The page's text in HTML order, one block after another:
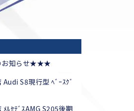
お知らせ★★★
S8現行型 ﾍﾞｰｽｸﾞ
ｾﾃﾞｽAMG S205後期